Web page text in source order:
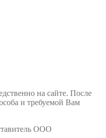
на сайте. После
и требуемой Вам
ООО